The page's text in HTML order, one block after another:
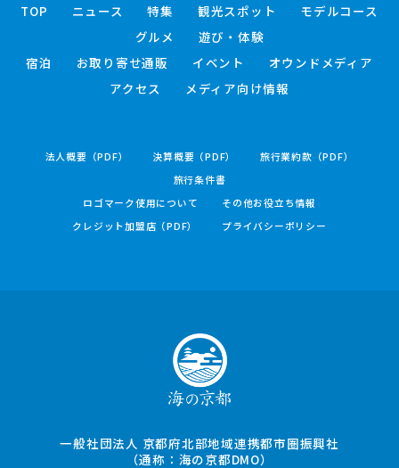
TOP ニュース 特集 観光スポット
モデルコース
グルメ
遊び・体験
宿泊
お取り寄せ通販 イベント
オウンドメディア
アクセス
メディア向け情報
法人概要（PDF） 決算概要（PDF）
旅行業約款（PDF）
旅行条件書
ロゴマーク使用について
その他お役立ち情報
クレジット加盟店（PDF）
プライバシーポリシー
一般社団法人 京都府北部地域連携都市圏振興社
（通称：海の京都DMO）